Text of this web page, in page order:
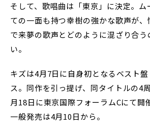
そして、歌唱曲は「東京」に決定。
ての一面も持つ幸樹の強かな歌声が
で来夢の歌声とどのように混ざり合
い。
キズは4月7日に自身初となるベスト
ス。同作を引っ提げ、同タイトルの4
月18日に東京国際フォーラムCにて開
一般発売は4月10日から。